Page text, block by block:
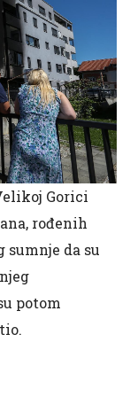
Gorici
rođenih
sumnje da su
potom